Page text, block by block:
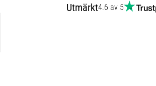
Utmärkt4.6 av 5